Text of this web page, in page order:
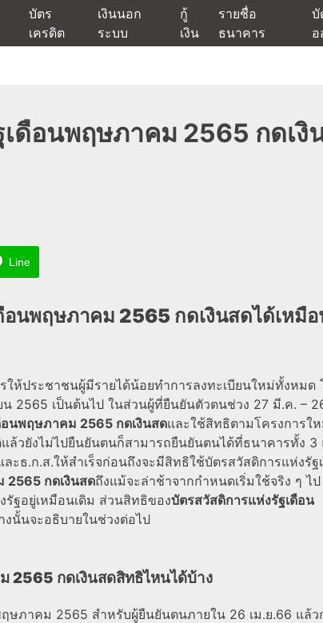
บัตร
เครดิต
เงินนอก
ระบบ
กู้
เงิน
รายชื่อ
ธนาคาร
บั
ดือนพฤษภาคม 2565 กดเงิ
Line
อนพฤษภาคม 2565 กดเงินสดได้เหมื
ให้ประชาชนผู้มีรายได้น้อยทำการลงทะเบียนใหม่ทั้งหมด
2565 เป็นต้นไป ในส่วนผู้ที่ยืนยันตัวตนช่วง 27 มี.ค. –
นพฤษภาคม 2565 กดเงินสดและใช้สิทธิตามโครงการใ
วยังไม่ไปยืนยันตนก็สามารถยืนยันตนได้ที่ธนาคารทั้ง 3
ะธ.ก.ส.ให้สำเร็จก่อนถึงจะมีสิทธิใช้บัตรสวัสดิการแห่งรัฐ
2565 กดเงินสดถึงแม้จะล่าช้าจากกำหนดเริ่มใช้จริง ๆ ไป
รัฐอยู่เหมือนเดิม ส่วนสิทธิของบัตรสวัสดิการแห่งรัฐเดือน
งนั้นจะอธิบายในช่วงต่อไป
2565 กดเงินสดสิทธิไหนได้บ้าง
ฤษภาคม 2565 สำหรับผู้ยืนยันตนภายใน 26 เม.ย.66 แล้ว